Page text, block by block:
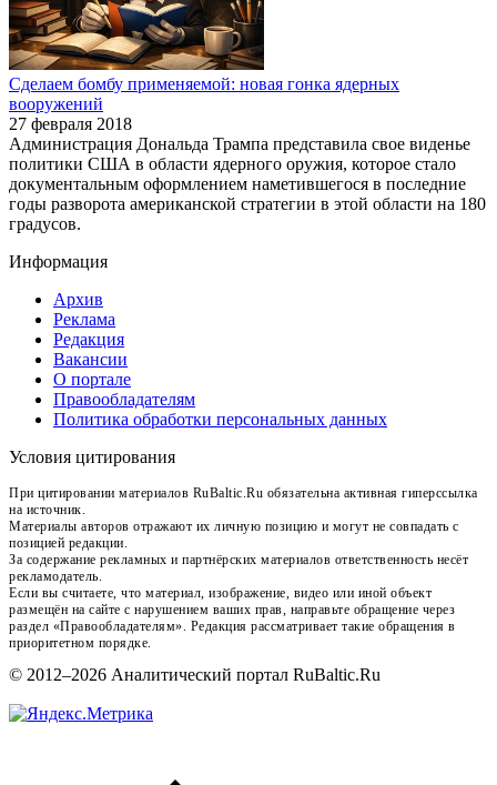
Сделаем бомбу применяемой: новая гонка ядерных
вооружений
27 февраля 2018
Администрация Дональда Трампа представила свое виденье
политики США в области ядерного оружия, которое стало
документальным оформлением наметившегося в последние
годы разворота американской стратегии в этой области на 180
градусов.
Информация
Архив
Реклама
Редакция
Вакансии
О портале
Правообладателям
Политика обработки персональных данных
Условия цитирования
При цитировании материалов RuBaltic.Ru обязательна активная гиперссылка
на источник.
Материалы авторов отражают их личную позицию и могут не совпадать с
позицией редакции.
За содержание рекламных и партнёрских материалов ответственность несёт
рекламодатель.
Если вы считаете, что материал, изображение, видео или иной объект
размещён на сайте с нарушением ваших прав, направьте обращение через
раздел «Правообладателям». Редакция рассматривает такие обращения в
приоритетном порядке.
© 2012–2026 Аналитический портал RuBaltic.Ru